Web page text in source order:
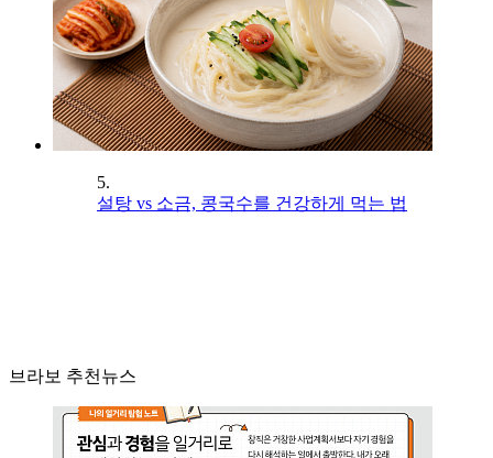
5.
설탕 vs 소금, 콩국수를 건강하게 먹는 법
브라보 추천뉴스